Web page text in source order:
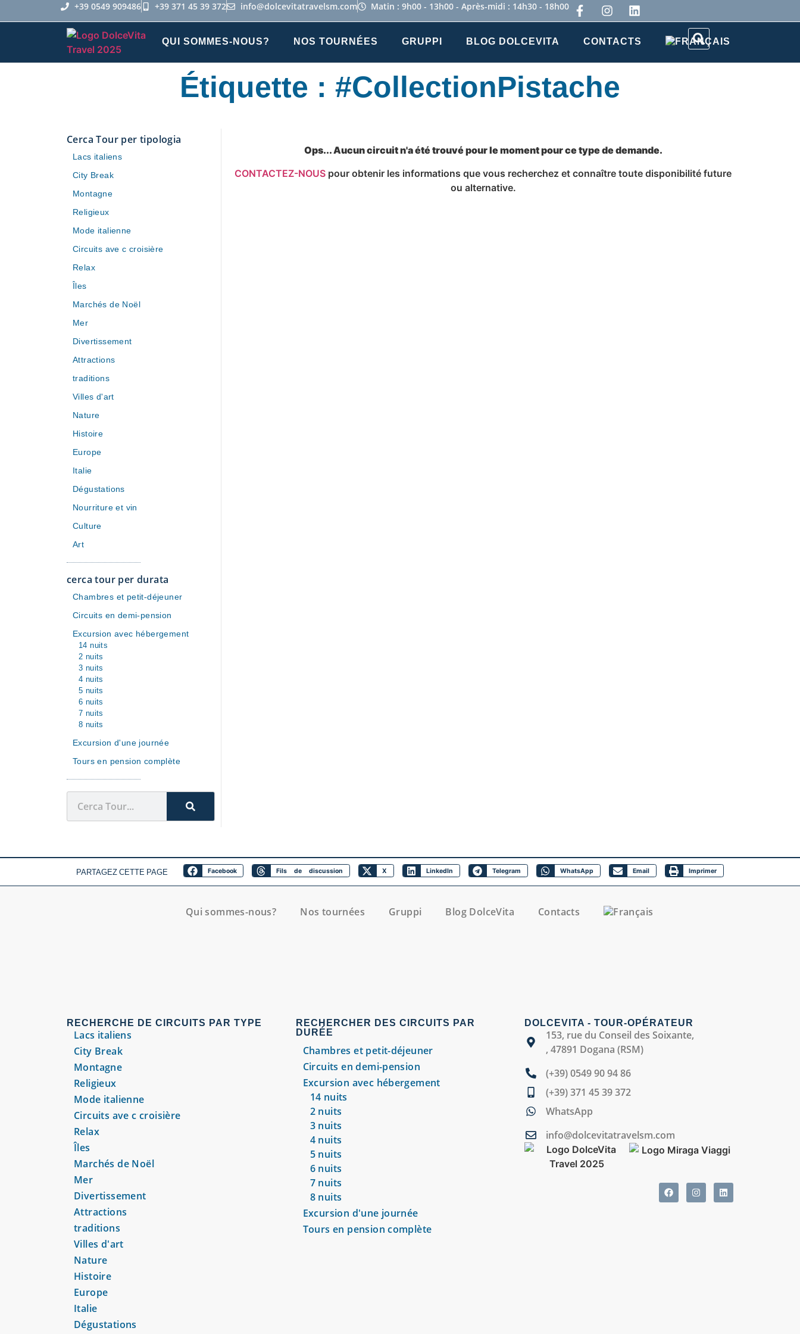
+39 0549 909486 +39 371 45 39 372 info@dolcevitatravelsm.com Matin : 9h00 - 13h00 - Après-midi : 14h30 - 18h00
QUI SOMMES-NOUS? NOS TOURNÉES GRUPPI BLOG DOLCEVITA CONTACTS
Étiquette : #CollectionPistache
Cerca Tour per tipologia
Lacs italiens
City Break
Montagne
Religieux
Mode italienne
Circuits ave c croisière
Relax
Îles
Marchés de Noël
Mer
Divertissement
Attractions
traditions
Villes d'art
Nature
Histoire
Europe
Italie
Dégustations
Nourriture et vin
Culture
Art
cerca tour per durata
Chambres et petit-déjeuner
Circuits en demi-pension
Excursion avec hébergement
14 nuits
2 nuits
3 nuits
4 nuits
5 nuits
6 nuits
7 nuits
8 nuits
Excursion d'une journée
Tours en pension complète
Ops... Aucun circuit n'a été trouvé pour le moment pour ce type de demande.
CONTACTEZ-NOUS pour obtenir les informations que vous recherchez et connaître toute disponibilité future
ou alternative.
PARTAGEZ CETTE PAGE Facebook Fils de discussion X LinkedIn Telegram WhatsApp Email Imprimer
Qui sommes-nous? Nos tournées Gruppi Blog DolceVita Contacts
RECHERCHE DE CIRCUITS PAR TYPE
Lacs italiens
City Break
Montagne
Religieux
Mode italienne
Circuits ave c croisière
Relax
Îles
Marchés de Noël
Mer
Divertissement
Attractions
traditions
Villes d'art
Nature
Histoire
Europe
Italie
Dégustations
RECHERCHER DES CIRCUITS PAR
DURÉE
Chambres et petit-déjeuner
Circuits en demi-pension
Excursion avec hébergement
14 nuits
2 nuits
3 nuits
4 nuits
5 nuits
6 nuits
7 nuits
8 nuits
Excursion d'une journée
Tours en pension complète
DOLCEVITA - TOUR-OPÉRATEUR
153, rue du Conseil des Soixante,
, 47891 Dogana (RSM)
(+39) 0549 90 94 86
(+39) 371 45 39 372
WhatsApp
info@dolcevitatravelsm.com